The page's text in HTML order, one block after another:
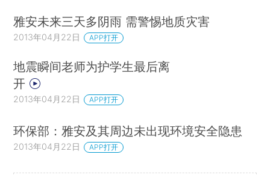
雅安未来三天多阴雨 需警惕地质灾害
2013年04月22日 APP打开
地震瞬间老师为护学生最后离
开
2013年04月22日 APP打开
环保部：雅安及其周边未出现环境安全隐患
2013年04月22日 APP打开